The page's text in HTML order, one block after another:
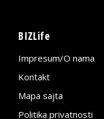
BIZLife
Impresum/O nama
Kontakt
Mapa sajta
Politika privatnosti